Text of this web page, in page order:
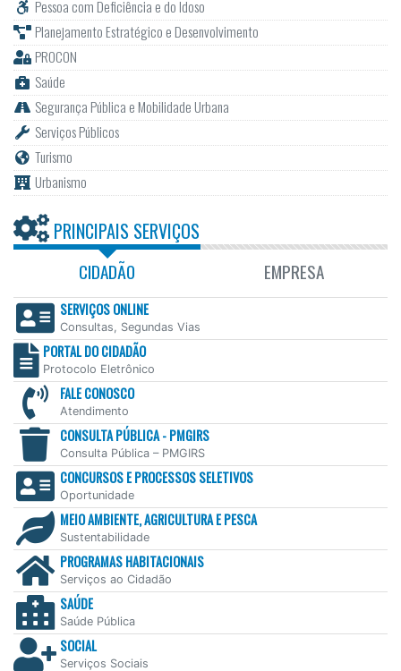
Pessoa com Deficiência e do Idoso
Planejamento Estratégico e Desenvolvimento
PROCON
Saúde
Segurança Pública e Mobilidade Urbana
Serviços Públicos
Turismo
Urbanismo
PRINCIPAIS SERVIÇOS
CIDADÃO EMPRESA
SERVIÇOS ONLINE
Consultas, Segundas Vias
PORTAL DO CIDADÃO
Protocolo Eletrônico
FALE CONOSCO
Atendimento
CONSULTA PÚBLICA - PMGIRS
Consulta Pública – PMGIRS
CONCURSOS E PROCESSOS SELETIVOS
Oportunidade
MEIO AMBIENTE, AGRICULTURA E PESCA
Sustentabilidade
PROGRAMAS HABITACIONAIS
Serviços ao Cidadão
SAÚDE
Saúde Pública
SOCIAL
Serviços Sociais